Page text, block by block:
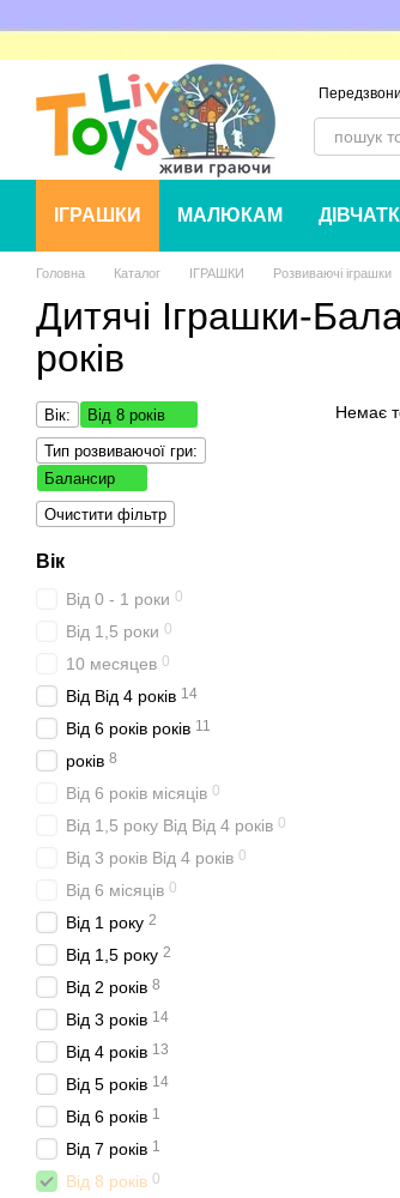
ІГРАШКИ МАЛЮКАМ
Головна Каталог ІГРАШКИ Розвиваючі іграшки
Дитячі Іграшки-
років
Немає
Вік:
Від 8 років
Тип розвиваючої гри:
Балансир
Очистити фільтр
Вік
Від 0 - 1 роки 0
Від 1,5 роки 0
10 месяцев 0
Від Від 4 років 14
Від 6 років років 11
років 8
Від 6 років місяців 0
Від 1,5 року Від Від 4 років 0
Від 3 років Від 4 років 0
Від 6 місяців 0
Від 1 року 2
Від 1,5 року 2
Від 2 років 8
Від 3 років 14
Від 4 років 13
Від 5 років 14
Від 6 років 1
Від 7 років 1
Від 8 років 0